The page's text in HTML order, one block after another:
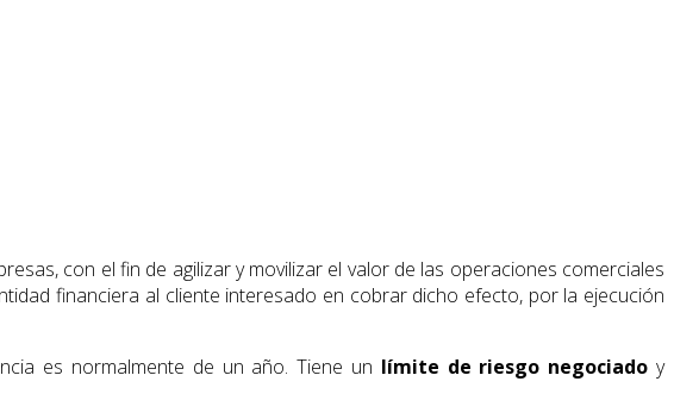
con el fin de agilizar y movilizar el valor de las operaciones comerciales
financiera al cliente interesado en cobrar dicho efecto, por la ejecución
es normalmente de un año. Tiene un límite de riesgo negociado y